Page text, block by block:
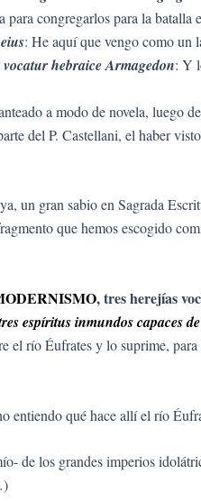
congregarlos para la
: He aquí que vengo como un
hebraice Armagedon: Y
a modo de novela, luego
del P. Castellani, el haber
gran sabio en Sagrada
que hemos escogido
, tres herejías
espíritus inmundos capaces
el río Éufrates y lo suprime,
entiendo qué hace allí el río
de los grandes imperios